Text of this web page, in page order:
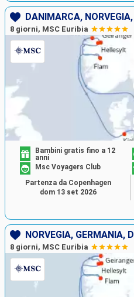
DANIMARCA,
8 giorni, MSC Euribia
Bambini gratis fino a 12
anni
Msc Voyagers Club
Partenza da Copenhagen
dom 13 set 2026
NORVEGIA, GERMANIA,
8 giorni, MSC Euribia